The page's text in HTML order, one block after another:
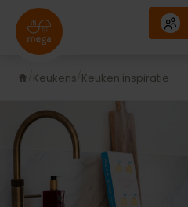
Keukens Keuken inspiratie